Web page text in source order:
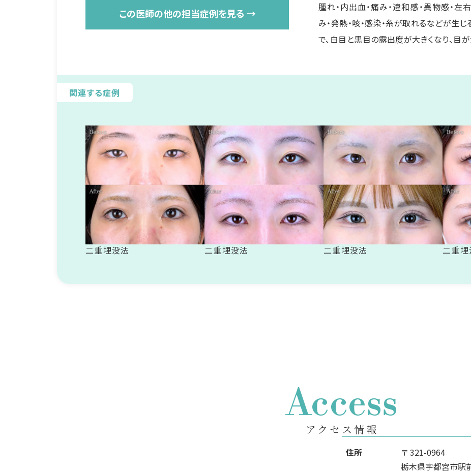
この医師の他の担当症例を見る →
腫れ・内出血・痛み・違和感・異物感・左
み・発熱・咳・感染・糸が取れるなどが生じ
で、白目と黒目の露出度が大きくなり、目
関連する症例
二重埋没法 二重埋没法 二重埋没法 二重埋
Access
アクセス情報
住所
〒 321-0964
栃木県宇都宮市駅